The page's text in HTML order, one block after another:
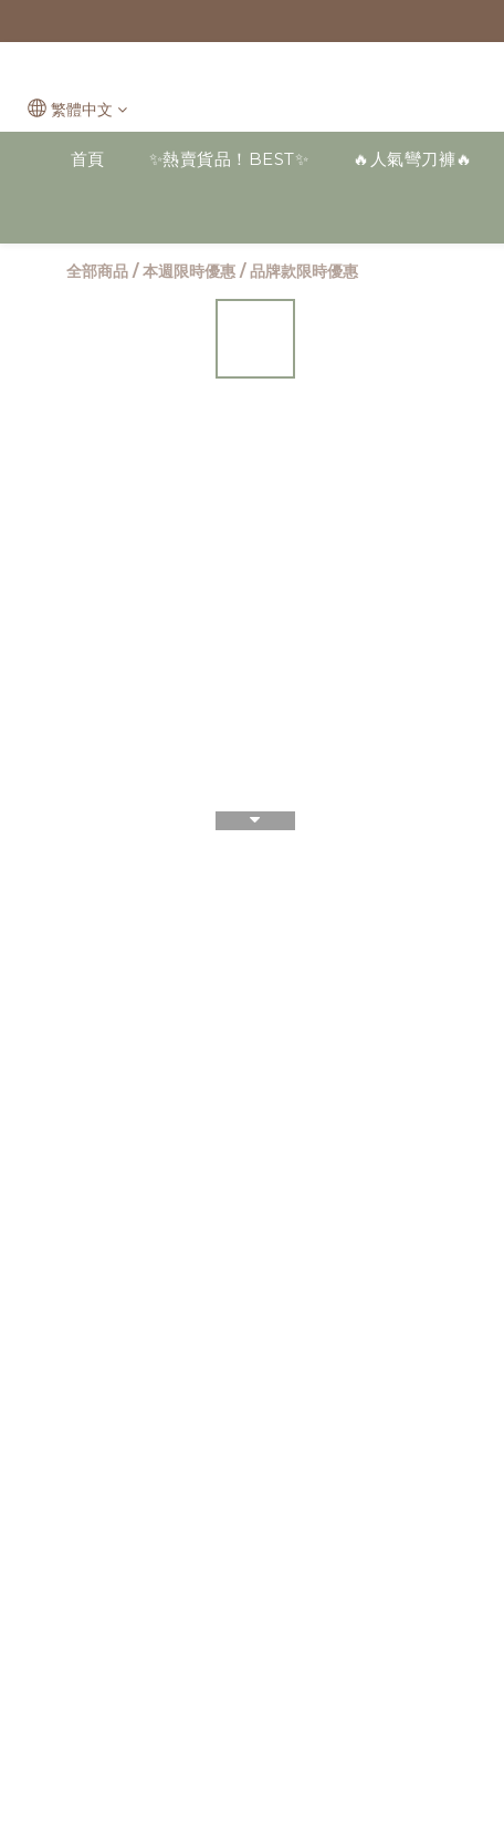
繁體中文
首頁 ✨熱賣貨品！BEST✨ 🔥人氣彎刀褲🔥
全部商品 /本週限時優惠 /品牌款限時優惠